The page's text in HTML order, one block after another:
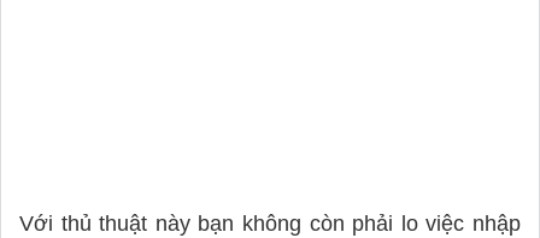
Với thủ thuật này bạn không còn phải lo việc nhập